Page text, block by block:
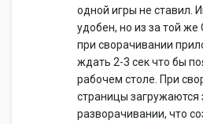
одной игры не ставил.
удобен, но из за той
при сворачивании
ждать 2-3 сек что бы
рабочем столе. При
страницы загружаются
разворачивании, что